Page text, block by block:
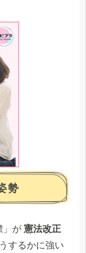
勢
」が 憲法改正
するかに強い